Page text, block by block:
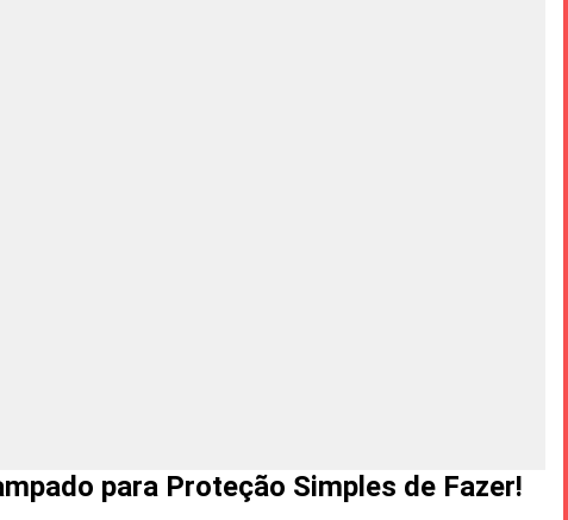
para Proteção Simples de Fazer!